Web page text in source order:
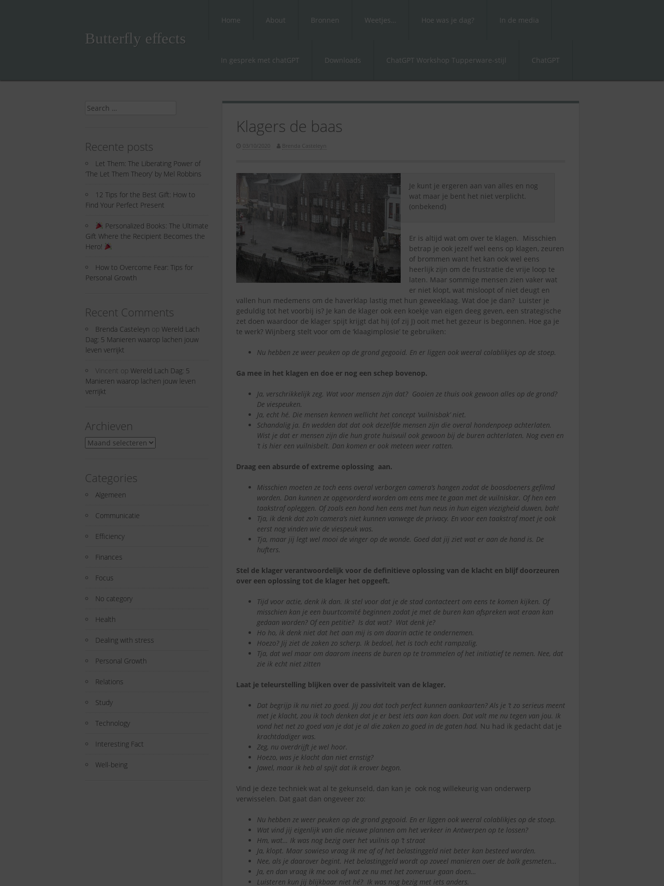
Butterfly effects
Home About Bronnen Weetjes… Hoe was je dag? In de media
In gesprek met chatGPT Downloads ChatGPT Workshop Tupperware-stijl ChatGPT
Klagers de baas
03/10/2020 Brenda Casteleyn
Je kunt je ergeren aan van alles en nog
wat maar je bent het niet verplicht.
(onbekend)
Er is altijd wat om over te klagen. Misschien
betrap je ook jezelf wel eens op klagen, zeuren
of brommen want het kan ook wel eens
heerlijk zijn om de frustratie de vrije loop te
laten. Maar sommige mensen zien vaker wat
er niet klopt, wat misloopt of niet deugt en
vallen hun medemens om de haverklap lastig met hun geweeklaag. Wat doe je dan? Luister je
geduldig tot het voorbij is? Je kan de klager ook een koekje van eigen deeg geven, een strategische
zet doen waardoor de klager spijt krijgt dat hij (of zij J) ooit met het gezeur is begonnen. Hoe ga je
te werk? Wijnberg stelt voor om de ‘klaagimplosie’ te gebruiken:
Nu hebben ze weer peuken op de grond gegooid. En er liggen ook weeral colablikjes op de stoep.
Ga mee in het klagen en doe er nog een schep bovenop.
Ja, verschrikkelijk zeg. Wat voor mensen zijn dat? Gooien ze thuis ook gewoon alles op de grond?
De viespeuken.
Ja, echt hé. Die mensen kennen wellicht het concept ‘vuilnisbak’ niet.
Schandalig ja. En wedden dat dat ook dezelfde mensen zijn die overal hondenpoep achterlaten.
Wist je dat er mensen zijn die hun grote huisvuil ook gewoon bij de buren achterlaten. Nog even en
’t is hier een vuilnisbelt. Dan komen er ook meteen weer ratten.
Draag een absurde of extreme oplossing aan.
Misschien moeten ze toch eens overal verborgen camera’s hangen zodat de boosdoeners gefilmd
worden. Dan kunnen ze opgevorderd worden om eens mee te gaan met de vuilniskar. Of hen een
taakstraf opleggen. Of zoals een hond hen eens met hun neus in hun eigen viezigheid duwen, bah!
Tja, ik denk dat zo’n camera’s niet kunnen vanwege de privacy. En voor een taakstraf moet je ook
eerst nog vinden wie de viespeuk was.
Tja, maar jij legt wel mooi de vinger op de wonde. Goed dat jij ziet wat er aan de hand is. De
hufters.
Stel de klager verantwoordelijk voor de definitieve oplossing van de klacht en blijf doorzeuren
over een oplossing tot de klager het opgeeft.
Tijd voor actie, denk ik dan. Ik stel voor dat je de stad contacteert om eens te komen kijken. Of
misschien kan je een buurtcomité beginnen zodat je met de buren kan afspreken wat eraan kan
gedaan worden? Of een petitie? Is dat wat? Wat denk je?
Ho ho, ik denk niet dat het aan mij is om daarin actie te ondernemen.
Hoezo? Jij ziet de zaken zo scherp. Ik bedoel, het is toch echt rampzalig.
Tja, dat wel maar om daarom ineens de buren op te trommelen of het initiatief te nemen. Nee, dat
zie ik echt niet zitten
Laat je teleurstelling blijken over de passiviteit van de klager.
Dat begrijp ik nu niet zo goed. Jij zou dat toch perfect kunnen aankaarten? Als je ’t zo serieus meent
met je klacht, zou ik toch denken dat je er best iets aan kan doen. Dat valt me nu tegen van jou. Ik
vond het net zo goed van je dat je al die zaken zo goed in de gaten had. Nu had ik gedacht dat je
krachtdadiger was.
Zeg, nu overdrijft je wel hoor.
Hoezo, was je klacht dan niet ernstig?
Jawel, maar ik heb al spijt dat ik erover begon.
Vind je deze techniek wat al te gekunseld, dan kan je ook nog willekeurig van onderwerp
verwisselen. Dat gaat dan ongeveer zo:
Nu hebben ze weer peuken op de grond gegooid. En er liggen ook weeral colablikjes op de stoep.
Wat vind jij eigenlijk van die nieuwe plannen om het verkeer in Antwerpen op te lossen?
Hm, wat… Ik was nog bezig over het vuilnis op ’t straat
Ja, klopt. Maar sowieso vraag ik me af of het belastinggeld niet beter kan besteed worden.
Nee, als je daarover begint. Het belastinggeld wordt op zoveel manieren over de balk gesmeten…
Ja, en dan vraag ik me ook af wat ze nu met het zomeruur gaan doen…
Luisteren kun jij blijkbaar niet hé? Ik was nog bezig met iets anders.
Search
Recente posts
Let Them: The Liberating Power of
‘The Let Them Theory’ by Mel Robbins
12 Tips for the Best Gift: How to
Find Your Perfect Present
Personalized Books: The Ultimate
Gift Where the Recipient Becomes the
Hero!
How to Overcome Fear: Tips for
Personal Growth
Recent Comments
Brenda Casteleyn op Wereld Lach
Dag: 5 Manieren waarop lachen jouw
leven verrijkt
Vincent op Wereld Lach Dag: 5
Manieren waarop lachen jouw leven
verrijkt
Archieven
Archieven
Categories
Algemeen
Communicatie
Efficiency
Finances
Focus
No category
Health
Dealing with stress
Personal Growth
Relations
Study
Technology
Interesting Fact
Well-being